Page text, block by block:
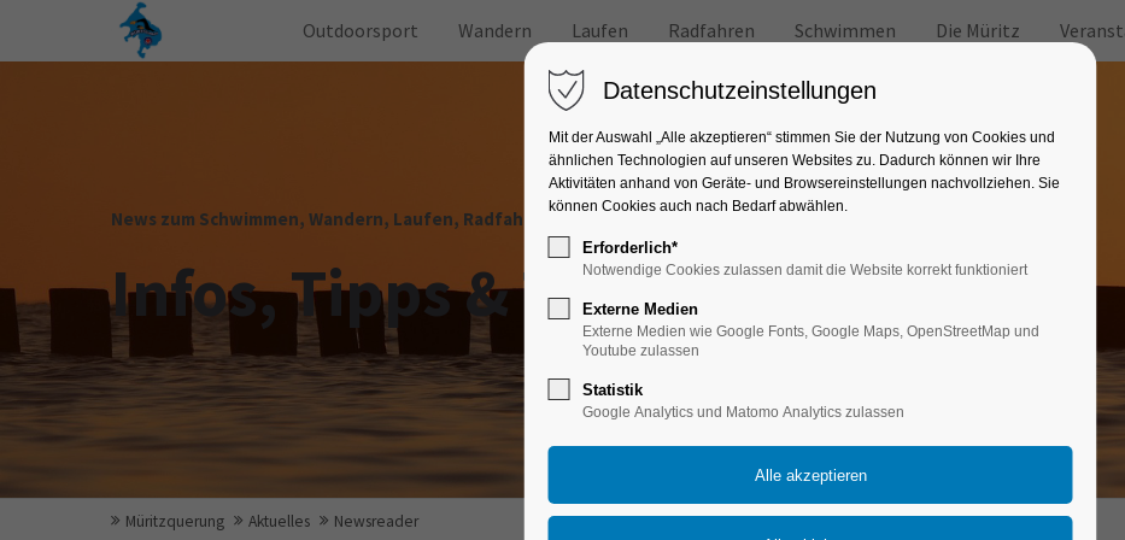
Outdoorsport Wandern Laufen Radfahren Schwimmen Die Müritz
News zum Schwimmen, Wandern, Laufen, Radfahren und anderen Freizeitaktivitäten
Infos, Tipps & Tricks
Müritzquerung Aktuelles Newsreader
Datenschutzeinstellungen
Mit der Auswahl „Alle akzeptieren“ stimmen Sie der Nutzung von Cookies und
ähnlichen Technologien auf unseren Websites zu. Dadurch können wir Ihre
Aktivitäten anhand von Geräte- und Browsereinstellungen nachvollziehen. Sie
können Cookies auch nach Bedarf abwählen.
Erforderlich*
Notwendige Cookies zulassen damit die Website korrekt funktioniert
Externe Medien
Externe Medien wie Google Fonts, Google Maps, OpenStreetMap und
Youtube zulassen
Statistik
Google Analytics und Matomo Analytics zulassen